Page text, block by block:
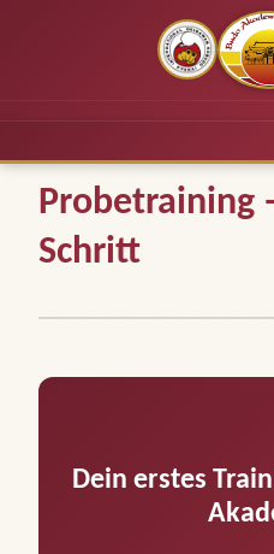
Probetraining
Schritt
Dein erstes